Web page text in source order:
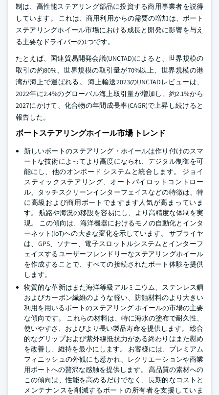
制は、高性能ステアリング部品に投資する商用事業者を説得
しています。 これは、商用利用からの需要の増加は、ボート
ステアリングホイール市場における成長と開発に影響を与え
る主要なドライバーの1つです。
たとえば、国連貿易開発会議(UNCTAD)によると、世界規模の
取引の約80%、世界規模の取引量が70%以上、世界規模の港
湾が海上で運ばれる。 海上輸送2023のUNCTADレビューは、
2022年に2.4%のグローバル海上取引量が増加し、約2.1%から
2027にかけて、化合物の年間成長率(CAGR)で上昇し続けると
報告した。
ボートステアリングホイール市場 トレンド
新しいボートのステアリング・ホイールは作り付けのスマ
ートな技術によってより高度になられ、デジタル制御を可
能にし、他のオンボード システムと統合します。 ジョイ
スティックステアリング、オートパイロットコントロー
ル、タッチスクリーンインターフェイスなどの特徴は、特
に高級および商用ボートでますます人気が高まっていま
す。 航路や海況の移設を容易にし、より高精度な体制を実
現。 この傾向は、海洋機器におけるモノの自動化とインタ
ーネット(IoT)への大きな変化を示しています。 サプライヤ
は、GPS、ソナー、電子スロットルシステムとインターフ
ェイスするユーザーフレンドリーなステアリングホイール
を作成することで、すべての接続されたボート体験を提供
します。
物質的な革新はまた海洋等級アルミニウム、ステンレス鋼
およびカーボン繊維のような軽い、防蝕材料のより大きい
利用を用いるボートのステアリング ホイールの市場の主要
な傾向です。 これらの材料は、特に海水の塗布で耐久性、
使いやすさ、およびより長い製品寿命を提供します。 総合
的なグリップおよび紫外線抵抗力がある終わりはまた慰め
を改善し、維持を最小にします。 お客様には、プレミアム
フィニッシュの外観にも惹かれ、レクリエーションや商業
用ボートへの贅沢な感触を提供します。 高品質の素材への
この傾向は、性能を高めるだけでなく、長期的なコストと
メンテナンスを削減するボートの所有者を支援していま